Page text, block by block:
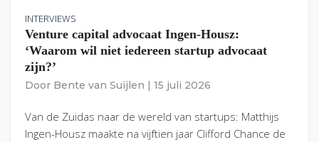
INTERVIEWS
Venture capital advocaat Ingen-Housz:
‘Waarom wil niet iedereen startup advocaat
zijn?’
Door Bente van Suijlen 15 juli 2026
Van de Zuidas naar de wereld van startups: Matthijs
Ingen-Housz maakte na vijftien jaar Clifford Chance de